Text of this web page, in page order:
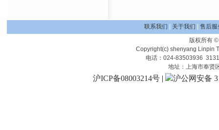
联系我们 关于我们
售后服
版权所有
Copyright(c) shenyang Linpin
电话：024-83503936
地址：上海市奉贤
沪ICP备08003214号 | 沪公网安备